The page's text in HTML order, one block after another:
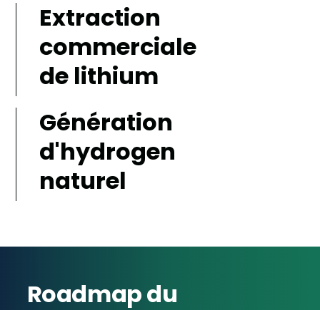
Extraction
commerciale
de lithium
Génération
d'hydrogen
naturel
Roadmap du